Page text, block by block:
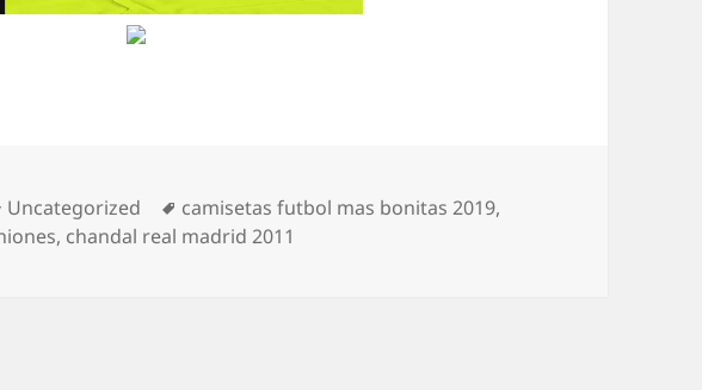
Categorías
Uncategorized Etiquetas
camisetas futbol mas bonitas 2019,
, chandal real madrid 2011